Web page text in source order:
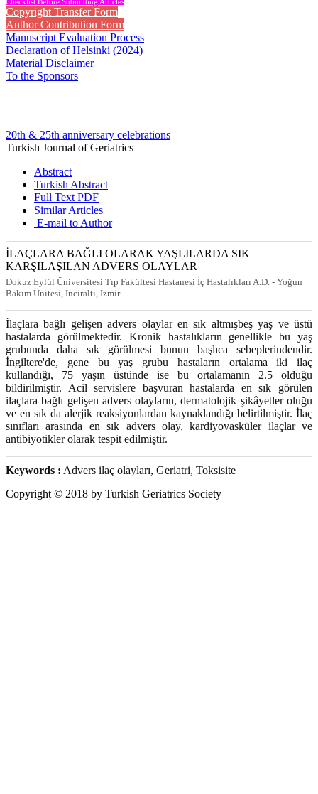
Copyright Transfer Form
Author Contribution Form
Manuscript Evaluation Process
Declaration of Helsinki (2024)
Material Disclaimer
To the Sponsors
20th & 25th anniversary celebrations
Turkish Journal of Geriatrics
Abstract
Turkish Abstract
Full Text PDF
Similar Articles
E-mail to Author
İLAÇLARA BAĞLI OLARAK YAŞLILARDA SIK
KARŞILAŞILAN ADVERS OLAYLAR
Dokuz Eylül Üniversitesi Tıp Fakültesi Hastanesi İç Hastalıkları A.D. - Yoğun
Bakım Ünitesi, İnciraltı, İzmir
İlaçlara bağlı gelişen advers olaylar en sık altmışbeş yaş ve üstü
hastalarda görülmektedir. Kronik hastalıkların genellikle bu yaş
grubunda daha sık görülmesi bunun başlıca sebeplerindendir.
İngiltere'de, gene bu yaş grubu hastaların ortalama iki ilaç
kullandığı, 75 yaşın üstünde ise bu ortalamanın 2.5 olduğu
bildirilmiştir. Acil servislere başvuran hastalarda en sık görülen
ilaçlara bağlı gelişen advers olayların, dermatolojik şikâyetler oluğu
ve en sık da alerjik reaksiyonlardan kaynaklandığı belirtilmiştir. İlaç
sınıfları arasında en sık advers olay, kardiyovasküler ilaçlar ve
antibiyotikler olarak tespit edilmiştir.
Keywords : Advers ilaç olayları, Geriatri, Toksisite
Copyright © 2018 by Turkish Geriatrics Society